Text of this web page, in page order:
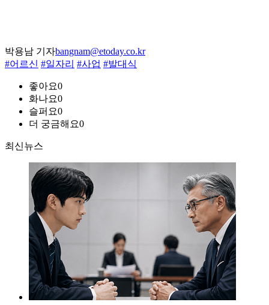
박용남 기자bangnam@etoday.co.kr
#어르신 #일자리 #사업 #발대식
좋아요0
화나요0
슬퍼요0
더 궁금해요0
최신뉴스